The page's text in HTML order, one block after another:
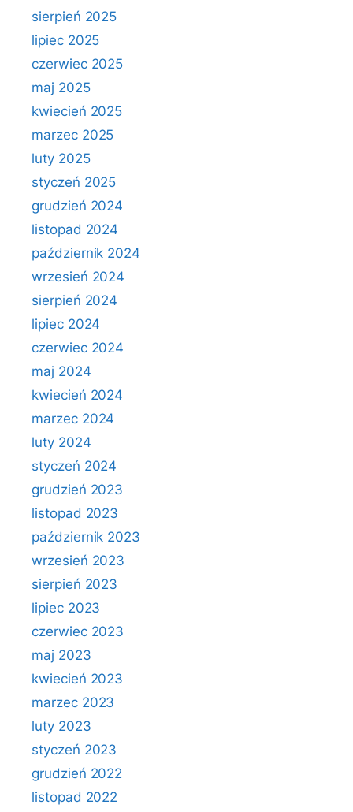
sierpień 2025
lipiec 2025
czerwiec 2025
maj 2025
kwiecień 2025
marzec 2025
luty 2025
styczeń 2025
grudzień 2024
listopad 2024
październik 2024
wrzesień 2024
sierpień 2024
lipiec 2024
czerwiec 2024
maj 2024
kwiecień 2024
marzec 2024
luty 2024
styczeń 2024
grudzień 2023
listopad 2023
październik 2023
wrzesień 2023
sierpień 2023
lipiec 2023
czerwiec 2023
maj 2023
kwiecień 2023
marzec 2023
luty 2023
styczeń 2023
grudzień 2022
listopad 2022